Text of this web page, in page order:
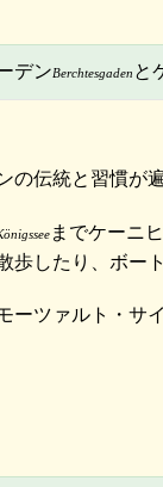
デンBerchtesgaden と
の伝統と習慣が
までケーニ
歩したり、ボー
ーツァルト・サ